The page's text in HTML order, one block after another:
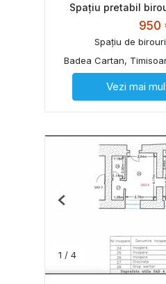
Spațiu pretabil
950
Spațiu de
Badea Cartan,
Vezi mai
1 / 4
Previous